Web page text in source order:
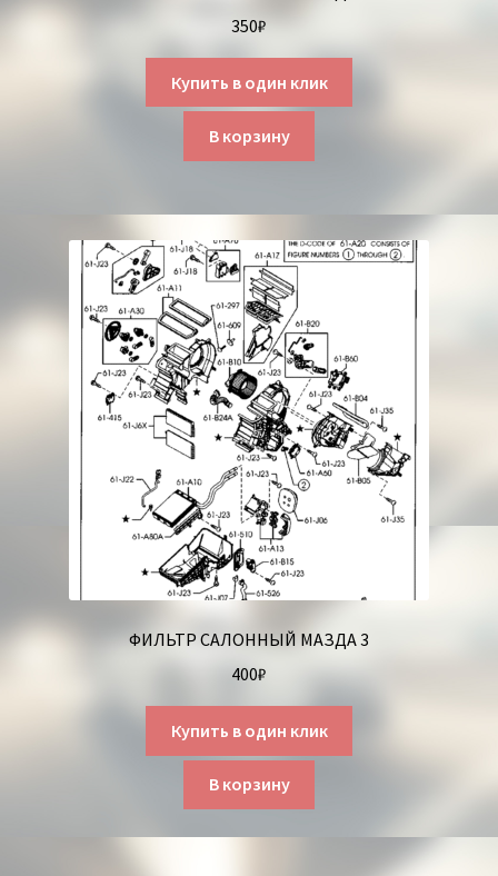
350₽
Купить в один клик
В корзину
ФИЛЬТР САЛОННЫЙ МАЗДА 3
400₽
Купить в один клик
В корзину